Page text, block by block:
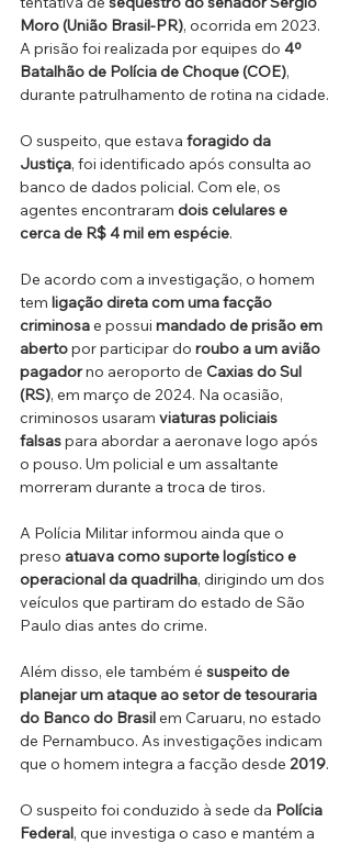
Moro (União Brasil-PR), ocorrida em 2023.
A prisão foi realizada por equipes do 4º
Batalhão de Polícia de Choque (COE),
durante patrulhamento de rotina na cidade.
O suspeito, que estava foragido da
Justiça, foi identificado após consulta ao
banco de dados policial. Com ele, os
agentes encontraram dois celulares e
cerca de R$ 4 mil em espécie.
De acordo com a investigação, o homem
tem ligação direta com uma facção
criminosa e possui mandado de prisão em
aberto por participar do roubo a um avião
pagador no aeroporto de Caxias do Sul
(RS), em março de 2024. Na ocasião,
criminosos usaram viaturas policiais
falsas para abordar a aeronave logo após
o pouso. Um policial e um assaltante
morreram durante a troca de tiros.
A Polícia Militar informou ainda que o
preso atuava como suporte logístico e
operacional da quadrilha, dirigindo um dos
veículos que partiram do estado de São
Paulo dias antes do crime.
Além disso, ele também é suspeito de
planejar um ataque ao setor de tesouraria
do Banco do Brasil em Caruaru, no estado
de Pernambuco. As investigações indicam
que o homem integra a facção desde 2019.
O suspeito foi conduzido à sede da Polícia
Federal, que investiga o caso e mantém a